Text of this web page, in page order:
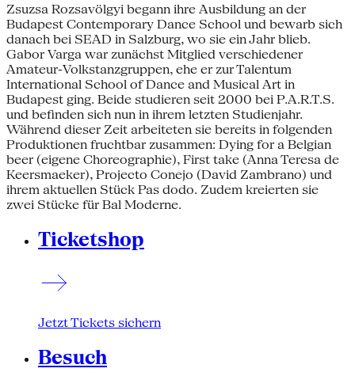
Zsuzsa Rozsavölgyi begann ihre Ausbildung an der
Budapest Contemporary Dance School und bewarb sich
danach bei SEAD in Salzburg, wo sie ein Jahr blieb.
Gabor Varga war zunächst Mitglied verschiedener
Amateur-Volkstanzgruppen, ehe er zur Talentum
International School of Dance and Musical Art in
Budapest ging. Beide studieren seit 2000 bei P.A.R.T.S.
und befinden sich nun in ihrem letzten Studienjahr.
Während dieser Zeit arbeiteten sie bereits in folgenden
Produktionen fruchtbar zusammen: Dying for a Belgian
beer (eigene Choreographie), First take (Anna Teresa de
Keersmaeker), Projecto Conejo (David Zambrano) und
ihrem aktuellen Stück Pas dodo. Zudem kreierten sie
zwei Stücke für Bal Moderne.
Ticketshop
Jetzt Tickets sichern
Besuch